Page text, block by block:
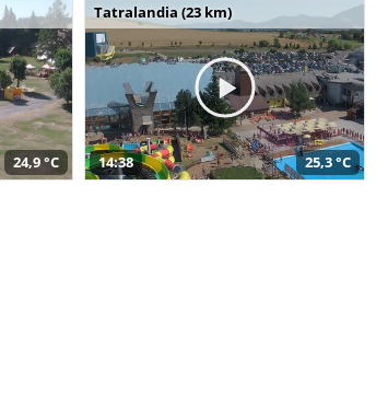
24,9 °C
Tatralandia (23 km)
14:38 25,3 °C